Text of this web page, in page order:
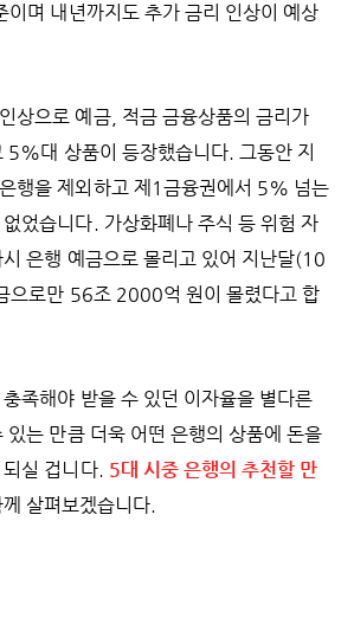
이며 내년까지도 추가 금리 인상이 예상
상으로 예금, 적금 금융상품의 금리가
5%대 상품이 등장했습니다. 그동안 지
행을 제외하고 제1금융권에서 5% 넘는
었습니다. 가상화폐나 주식 등 위험 자
은행 예금으로 몰리고 있어 지난달(10
으로만 56조 2000억 원이 몰렸다고 합
족해야 받을 수 있던 이자율을 별다른
있는 만큼 더욱 어떤 은행의 상품에 돈을
실 겁니다. 5대 시중 은행의 추천할 만
살펴보겠습니다.